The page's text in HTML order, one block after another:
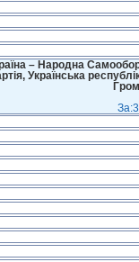
– Народна
Українська